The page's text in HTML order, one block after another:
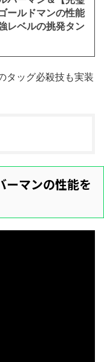
ールドマンの性能
レベルの挑発タン
タッグ必殺技も実装
ーマンの性能を